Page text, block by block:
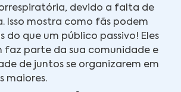
devido a falta de
Isso mostra como fãs podem
do que um público passivo! Eles
faz parte da sua comunidade e
de juntos se organizarem em
maiores.